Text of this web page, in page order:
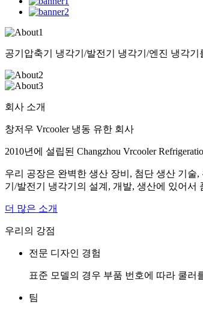
공기압축기 냉각기/발전기 냉각기/엔진 냉각
회사 소개
창저우 Vrcooler 냉동 유한 회사
2010년에 설립된 Changzhou Vrcooler
우리 공장은 완벽한 생산 장비, 첨단 생산 기
기/발전기 냉각기의 설계, 개발, 생산에 있어
더 많은 소개
우리의 강점
전문 디자인 경험
표준 모델의 경우 부품 번호에 따라 쿨
팀